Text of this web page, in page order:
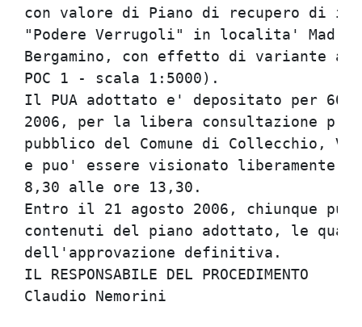
con valore di Piano di recupero di
"Podere Verrugoli" in localita'
Bergamino, con effetto di variante al
POC 1 - scala 1:5000).
Il PUA adottato e' depositato per 60
2006, per la libera consultazione
pubblico del Comune di Collecchio,
e puo' essere visionato liberamente
8,30 alle ore 13,30.
Entro il 21 agosto 2006, chiunque
contenuti del piano adottato, le quali
dell'approvazione definitiva.
IL RESPONSABILE DEL PROCEDIMENTO